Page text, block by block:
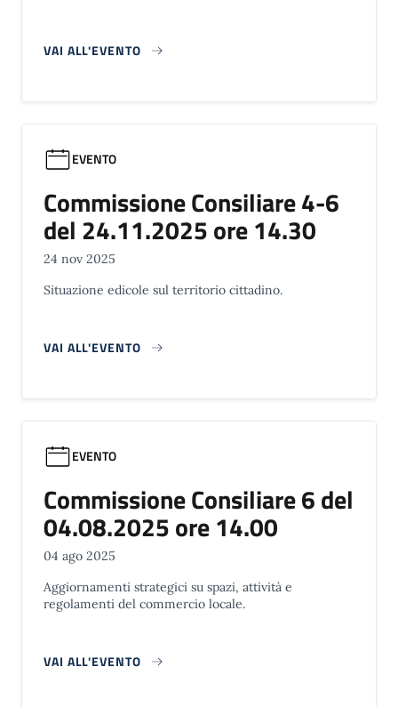
VAI ALL'EVENTO
EVENTO
Commissione Consiliare 4-6
del 24.11.2025 ore 14.30
24 nov 2025
Situazione edicole sul territorio cittadino.
VAI ALL'EVENTO
EVENTO
Commissione Consiliare 6 del
04.08.2025 ore 14.00
04 ago 2025
Aggiornamenti strategici su spazi, attività e
regolamenti del commercio locale.
VAI ALL'EVENTO